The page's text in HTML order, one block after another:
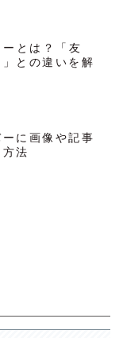
とは？「友
との違いを解
に画像や記事
法